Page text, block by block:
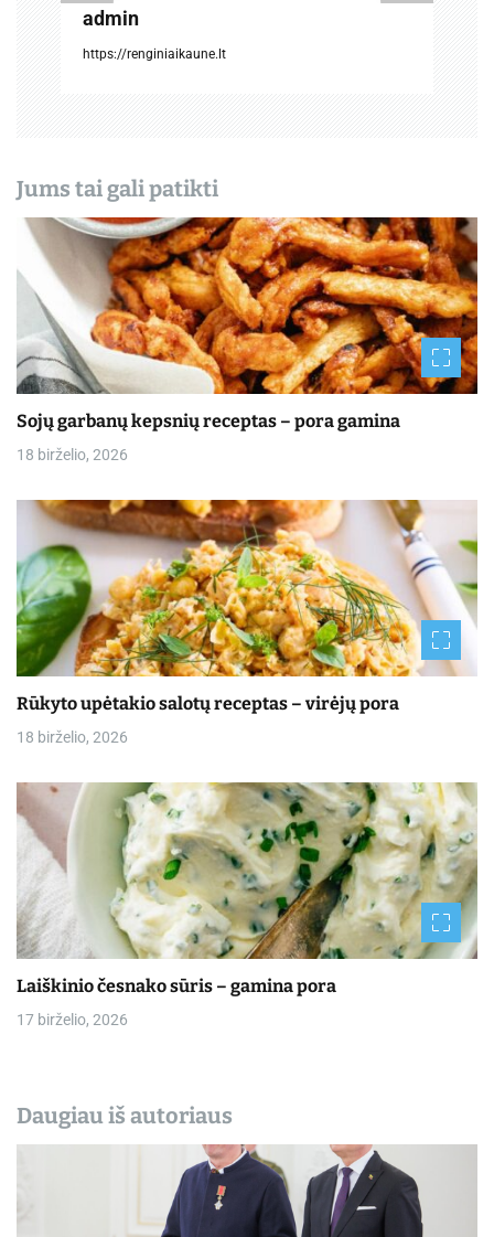
admin
https://renginiaikaune.lt
Jums tai gali patikti
Sojų garbanų kepsnių receptas – pora gamina
18 birželio, 2026
Rūkyto upėtakio salotų receptas – virėjų pora
18 birželio, 2026
Laiškinio česnako sūris – gamina pora
17 birželio, 2026
Daugiau iš autoriaus